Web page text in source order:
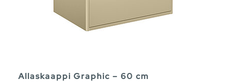
Allaskaappi Graphic – 60 cm